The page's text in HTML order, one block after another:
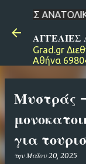
ΜΑΝΗΣ
ΑΓΓΕΛΙΕΣ
Grad.gr
Αθήνα
Μυστράς
για
την Μαΐου 20, 2025